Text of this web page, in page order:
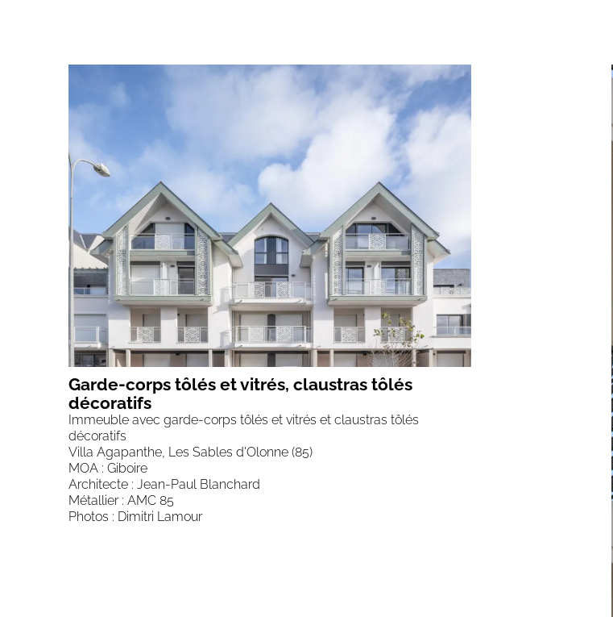
Garde-corps tôlés et vitrés, claustras tôlés
décoratifs
Immeuble avec garde-corps tôlés et vitrés et claustras tôlés
décoratifs
Villa Agapanthe, Les Sables d'Olonne (85)
MOA : Giboire
Architecte : Jean-Paul Blanchard
Métallier : AMC 85
Photos : Dimitri Lamour